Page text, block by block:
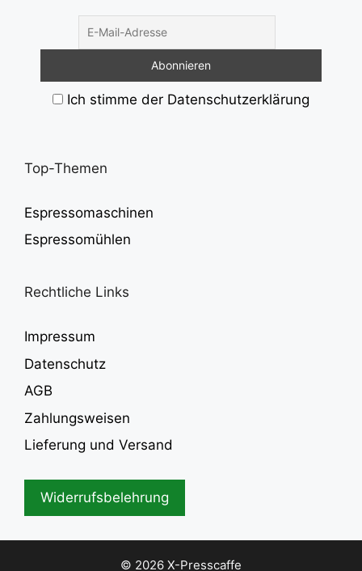
Ich stimme der Datenschutzerklärung
Top-Themen
Espressomaschinen
Espressomühlen
Rechtliche Links
Impressum
Datenschutz
AGB
Zahlungsweisen
Lieferung und Versand
Widerrufsbelehrung
© 2026 X-Presscaffe